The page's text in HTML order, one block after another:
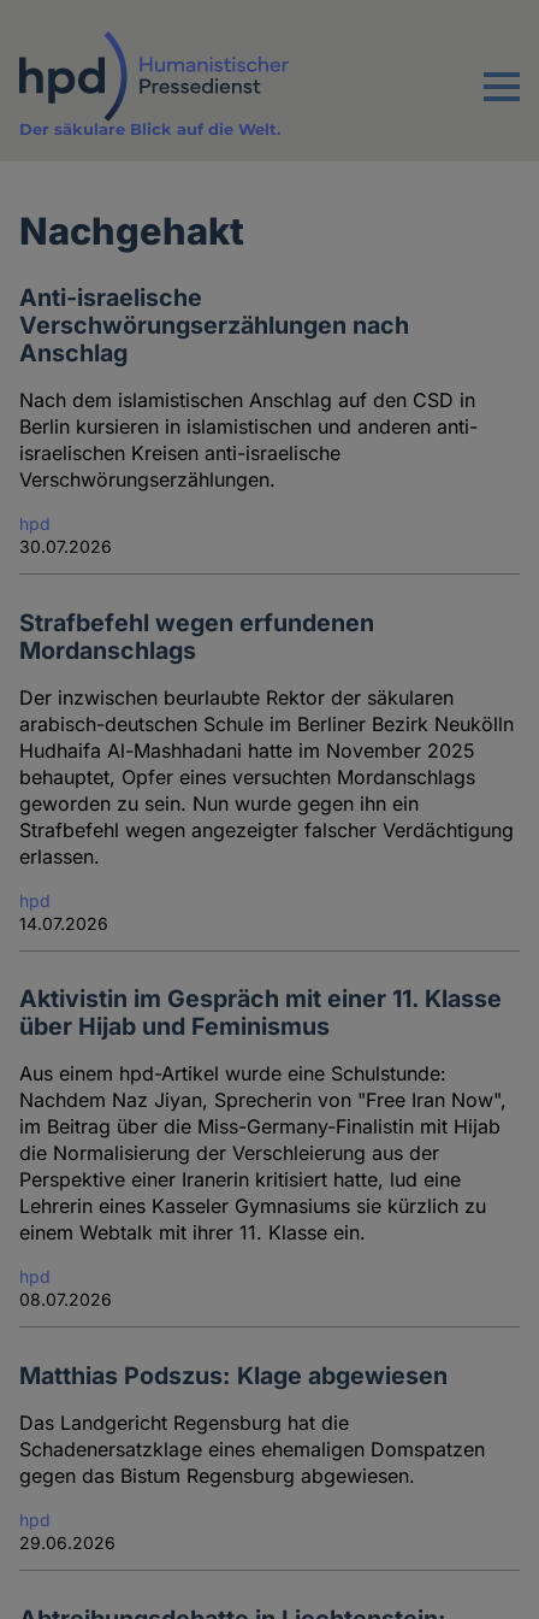
Inhalt
Menu
Der säkulare Blick auf die Welt.
Nachgehakt
Anti-israelische
Verschwörungserzählungen nach
Anschlag
Nach dem islamistischen Anschlag auf den CSD in
Berlin kursieren in islamistischen und anderen anti-
israelischen Kreisen anti-israelische
Verschwörungserzählungen.
hpd
30.07.2026
Strafbefehl wegen erfundenen
Mordanschlags
Der inzwischen beurlaubte Rektor der säkularen
arabisch-deutschen Schule im Berliner Bezirk Neukölln
Hudhaifa Al-Mashhadani hatte im November 2025
behauptet, Opfer eines versuchten Mordanschlags
geworden zu sein. Nun wurde gegen ihn ein
Strafbefehl wegen angezeigter falscher Verdächtigung
erlassen.
hpd
14.07.2026
Aktivistin im Gespräch mit einer 11. Klasse
über Hijab und Feminismus
Aus einem hpd-Artikel wurde eine Schulstunde:
Nachdem Naz Jiyan, Sprecherin von "Free Iran Now",
im Beitrag über die Miss-Germany-Finalistin mit Hijab
die Normalisierung der Verschleierung aus der
Perspektive einer Iranerin kritisiert hatte, lud eine
Lehrerin eines Kasseler Gymnasiums sie kürzlich zu
einem Webtalk mit ihrer 11. Klasse ein.
hpd
08.07.2026
Matthias Podszus: Klage abgewiesen
Das Landgericht Regensburg hat die
Schadenersatzklage eines ehemaligen Domspatzen
gegen das Bistum Regensburg abgewiesen.
hpd
29.06.2026